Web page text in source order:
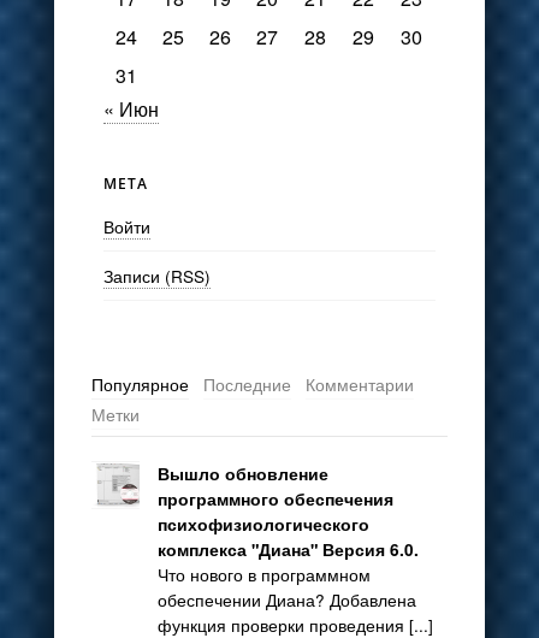
24
25 26 27 28 29
30
31
« Июн
МЕТА
Войти
Записи (RSS)
Популярное Последние
Комментарии
Метки
Вышло обновление
программного обеспечения
психофизиологического
комплекса "Диана" Версия 6.0.
Что нового в программном
обеспечении Диана? Добавлена
функция проверки проведения [...]